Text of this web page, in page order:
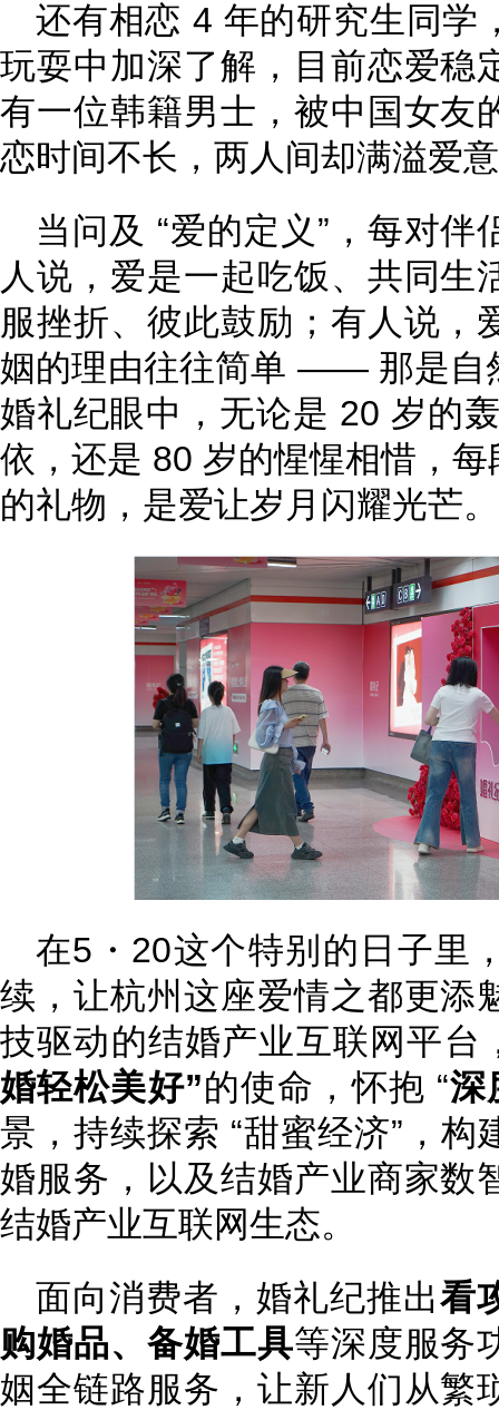
还有相恋 4 年的研究生同学
玩耍中加深了解，目前恋爱稳
有一位韩籍男士，被中国女友
恋时间不长，两人间却满溢爱
当问及 “爱的定义”，每对
人说，爱是一起吃饭、共同生
服挫折、彼此鼓励；有人说，
姻的理由往往简单 —— 那是自
婚礼纪眼中，无论是 20 岁的
依，还是 80 岁的惺惺相惜，
的礼物，是爱让岁月闪耀光芒。
在5・20这个特别的日子里
续，让杭州这座爱情之都更添
技驱动的结婚产业互联网平台
婚轻松美好”的使命，怀抱 “深
景，持续探索 “甜蜜经济”，
婚服务，以及结婚产业商家数
结婚产业互联网生态。
面向消费者，婚礼纪推出看
购婚品、备婚工具等深度服务
姻全链路服务，让新人们从繁